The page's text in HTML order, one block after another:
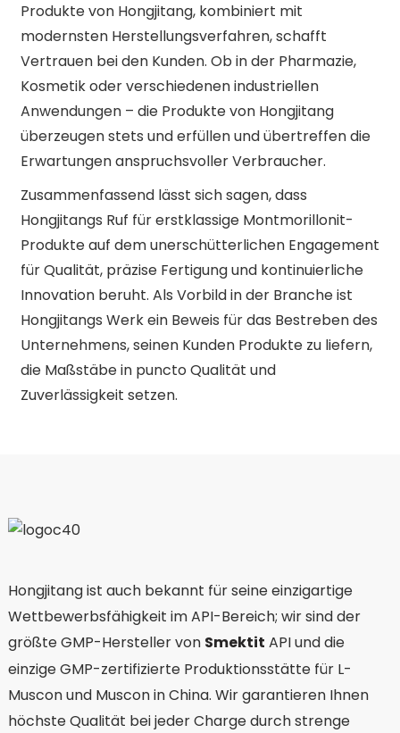
Produkte von Hongjitang, kombiniert mit
modernsten Herstellungsverfahren, schafft
Vertrauen bei den Kunden. Ob in der Pharmazie,
Kosmetik oder verschiedenen industriellen
Anwendungen – die Produkte von Hongjitang
überzeugen stets und erfüllen und übertreffen die
Erwartungen anspruchsvoller Verbraucher.
Zusammenfassend lässt sich sagen, dass
Hongjitangs Ruf für erstklassige Montmorillonit-
Produkte auf dem unerschütterlichen Engagement
für Qualität, präzise Fertigung und kontinuierliche
Innovation beruht. Als Vorbild in der Branche ist
Hongjitangs Werk ein Beweis für das Bestreben des
Unternehmens, seinen Kunden Produkte zu liefern,
die Maßstäbe in puncto Qualität und
Zuverlässigkeit setzen.
Hongjitang ist auch bekannt für seine einzigartige
Wettbewerbsfähigkeit im API-Bereich; wir sind der
größte GMP-Hersteller von Smektit API und die
einzige GMP-zertifizierte Produktionsstätte für L-
Muscon und Muscon in China. Wir garantieren Ihnen
höchste Qualität bei jeder Charge durch strenge